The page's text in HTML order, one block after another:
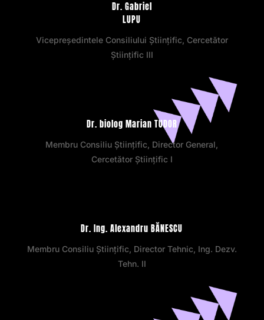
Dr. Gabriel
LUPU
Vicepreședintele Consiliului Științific, Cercetător
Științific III
Dr. biolog Marian TUDOR
Membru Consiliu Științific, Director General,
Cercetător Științific I
Dr. Ing. Alexandru BĂNESCU
Membru Consiliu Științific, Director Tehnic, Ing. Dezv.
Tehn. II